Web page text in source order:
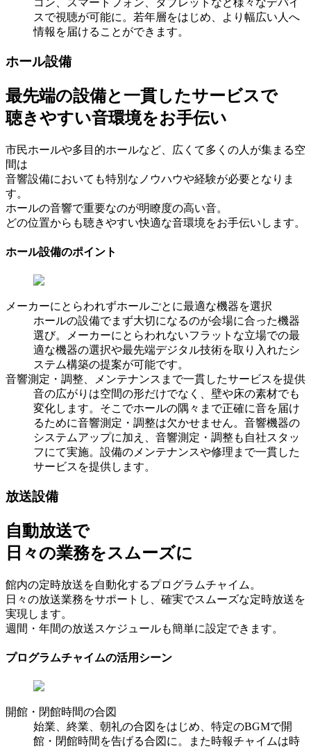
コン、スマートフォン、タブレットなど様々なデバイ
スで視聴が可能に。若年層をはじめ、より幅広い人へ
情報を届けることができます。
ホール設備
最先端の設備と一貫したサービスで
聴きやすい音環境をお手伝い
市民ホールや多目的ホールなど、広くて多くの人が集まる空
間は
音響設備においても特別なノウハウや経験が必要となりま
す。
ホールの音響で重要なのが明瞭度の高い音。
どの位置からも聴きやすい快適な音環境をお手伝いします。
ホール設備のポイント
メーカーにとらわれずホールごとに最適な機器を選択
ホールの設備でまず大切になるのが会場に合った機器
選び。メーカーにとらわれないフラットな立場での最
適な機器の選択や最先端デジタル技術を取り入れたシ
ステム構築の提案が可能です。
音響測定・調整、メンテナンスまで一貫したサービスを提供
音の広がりは空間の形だけでなく、壁や床の素材でも
変化します。そこでホールの隅々まで正確に音を届け
るために音響測定・調整は欠かせません。音響機器の
システムアップに加え、音響測定・調整も自社スタッ
フにて実施。設備のメンテナンスや修理まで一貫した
サービスを提供します。
放送設備
自動放送で
日々の業務をスムーズに
館内の定時放送を自動化するプログラムチャイム。
日々の放送業務をサポートし、確実でスムーズな定時放送を
実現します。
週間・年間の放送スケジュールも簡単に設定できます。
プログラムチャイムの活用シーン
開館・閉館時間の合図
始業、終業、朝礼の合図をはじめ、特定のBGMで開
館・閉館時間を告げる合図に。また時報チャイムは時